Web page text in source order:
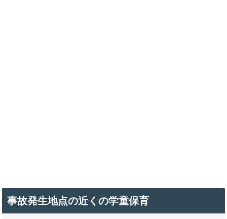
事故発生地点の近くの学童保育